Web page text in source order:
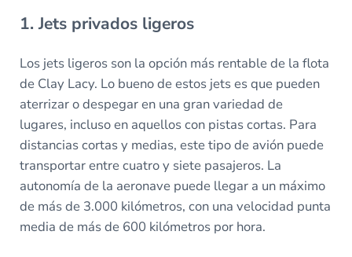
1. Jets privados ligeros
Los jets ligeros son la opción más rentable de la flota
de Clay Lacy. Lo bueno de estos jets es que pueden
aterrizar o despegar en una gran variedad de
lugares, incluso en aquellos con pistas cortas. Para
distancias cortas y medias, este tipo de avión puede
transportar entre cuatro y siete pasajeros. La
autonomía de la aeronave puede llegar a un máximo
de más de 3.000 kilómetros, con una velocidad punta
media de más de 600 kilómetros por hora.